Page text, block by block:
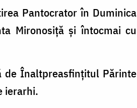
Pantocrator în Duminica
Mironosiță și întocmai cu
de Înaltpreasfințitul Părinte
ierarhi.